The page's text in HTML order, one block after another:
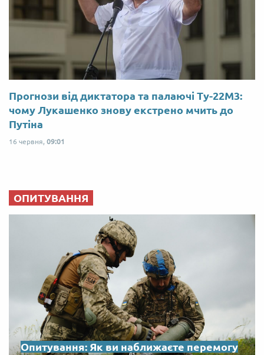
Прогнози від диктатора та палаючі Ту-22М3:
чому Лукашенко знову екстрено мчить до
Путіна
16 червня, 09:01
ОПИТУВАННЯ
Опитування: Як ви наближаєте перемогу